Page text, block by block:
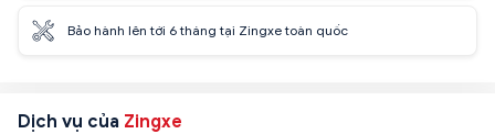
Bảo hành lên tới 6 tháng tại Zingxe toàn quốc
Dịch vụ của Zingxe